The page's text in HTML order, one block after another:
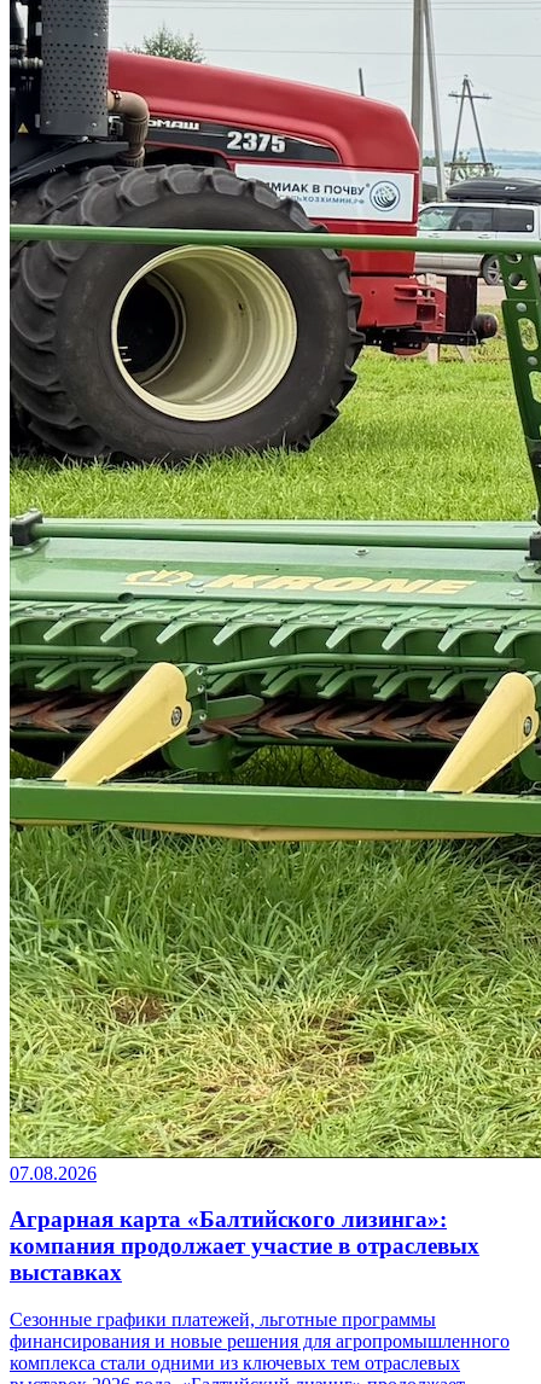
07.08.2026
Аграрная карта «Балтийского лизинга»:
компания продолжает участие в отраслевых
выставках
Сезонные графики платежей, льготные программы
финансирования и новые решения для агропромышленного
комплекса стали одними из ключевых тем отраслевых